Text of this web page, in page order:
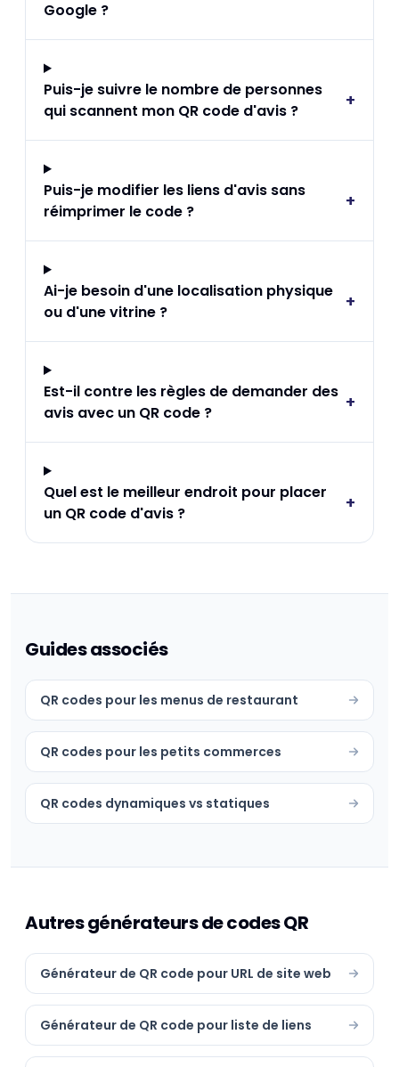
Google ?
Puis-je suivre le nombre de personnes
qui scannent mon QR code d'avis ?
+
Puis-je modifier les liens d'avis sans
réimprimer le code ?
+
Ai-je besoin d'une localisation physique
ou d'une vitrine ?
+
Est-il contre les règles de demander des
avis avec un QR code ?
+
Quel est le meilleur endroit pour placer
un QR code d'avis ?
+
Guides associés
QR codes pour les menus de restaurant
QR codes pour les petits commerces
QR codes dynamiques vs statiques
Autres générateurs de codes QR
Générateur de QR code pour URL de site web
Générateur de QR code pour liste de liens